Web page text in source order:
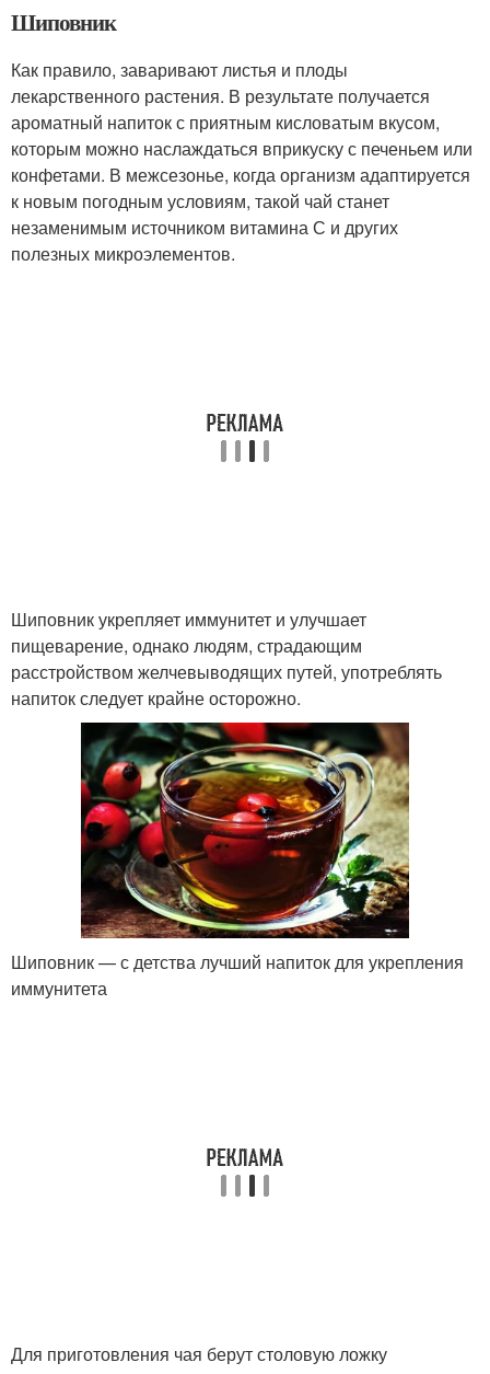
Шиповник
Как правило, заваривают листья и плоды
лекарственного растения. В результате получается
ароматный напиток с приятным кисловатым вкусом,
которым можно наслаждаться вприкуску с печеньем или
конфетами. В межсезонье, когда организм адаптируется
к новым погодным условиям, такой чай станет
незаменимым источником витамина С и других
полезных микроэлементов.
Шиповник укрепляет иммунитет и улучшает
пищеварение, однако людям, страдающим
расстройством желчевыводящих путей, употреблять
напиток следует крайне осторожно.
Шиповник — с детства лучший напиток для укрепления
иммунитета
Для приготовления чая берут столовую ложку